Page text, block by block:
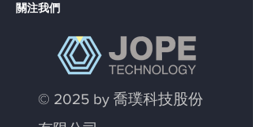
關注我們
© 2025 by 喬璞科技股份